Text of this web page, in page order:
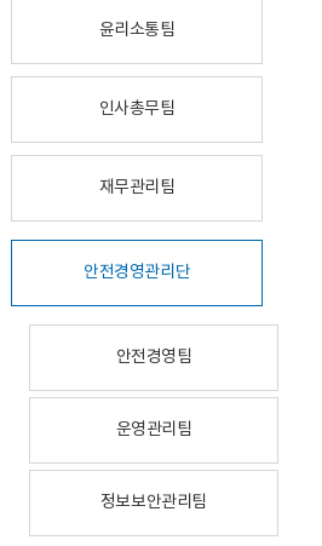
윤리소통팀
인사총무팀
재무관리팀
안전경영관리단
안전경영팀
운영관리팀
정보보안관리팀